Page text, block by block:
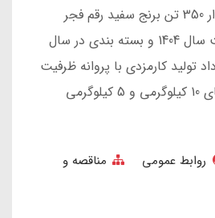
جاهد در نظر دارد مقدار 350 تن برنج سفید رقم فجر
ایرانی درجه 1 (برداشت سال 1404 و بسته بندی در سال
تولید کارمزدی با پروانه ظرفیت
خالی در قالب کیسه‌های 10 کیلوگرمی و 5 کیلوگرمی
روابط عمومی
مناقصه و